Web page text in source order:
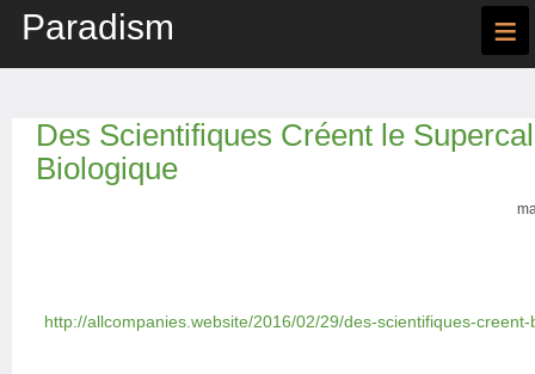
Paradism ≡
Des Scientifiques Créent le
Biologique
http://allcompanies.website/2016/02/29/des-scientifiques-